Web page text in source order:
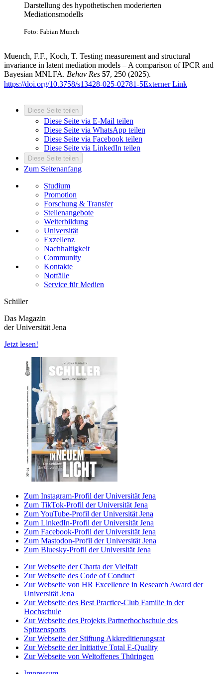
Darstellung des hypothetischen moderierten
Mediationsmodells
Foto: Fabian Münch
Muench, F.F., Koch, T. Testing measurement and structural
invariance in latent mediation models – A comparison of IPCR and
Bayesian MNLFA. Behav Res 57, 250 (2025).
https://doi.org/10.3758/s13428-025-02781-5Externer Link
Diese Seite teilen
Diese Seite via E-Mail teilen
Diese Seite via WhatsApp teilen
Diese Seite via Facebook teilen
Diese Seite via LinkedIn teilen
Diese Seite teilen
Zum Seitenanfang
Studium
Promotion
Forschung & Transfer
Stellenangebote
Weiterbildung
Universität
Exzellenz
Nachhaltigkeit
Community
Kontakte
Notfälle
Service für Medien
Schiller
Das Magazin
der Universität Jena
Jetzt lesen!
Zum Instagram-Profil der Universität Jena
Zum TikTok-Profil der Universität Jena
Zum YouTube-Profil der Universität Jena
Zum LinkedIn-Profil der Universität Jena
Zum Facebook-Profil der Universität Jena
Zum Mastodon-Profil der Universität Jena
Zum Bluesky-Profil der Universität Jena
Zur Webseite der Charta der Vielfalt
Zur Webseite des Code of Conduct
Zur Webseite von HR Excellence in Research Award der
Universität Jena
Zur Webseite des Best Practice-Club Familie in der
Hochschule
Zur Webseite des Projekts Partnerhochschule des
Spitzensports
Zur Webseite der Stiftung Akkreditierungsrat
Zur Webseite der Initiative Total E-Quality
Zur Webseite von Weltoffenes Thüringen